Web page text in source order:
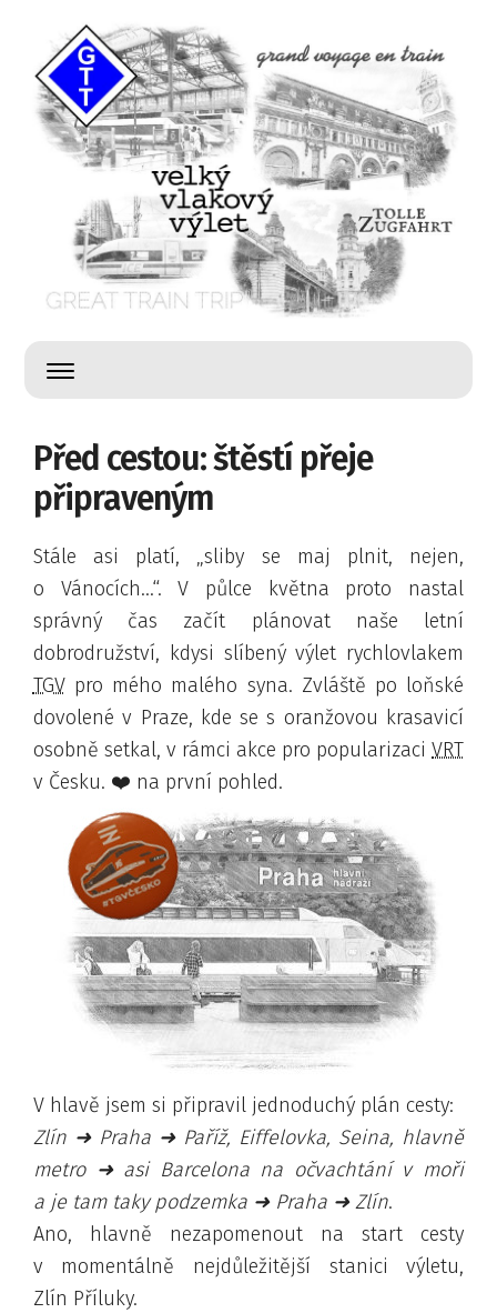
Před cestou: štěstí přeje
připraveným
Stále asi platí,
sliby se maj plnit, nejen,
o Vánocích... . V půlce května proto nastal
správný čas začít plánovat naše letní
dobrodružství, kdysi slíbený výlet rychlovlakem
TGVpro mého malého syna. Zvláště po loňské
dovolené v Praze, kde se s oranžovou krasavicí
osobně setkal, v rámci akce pro popularizaciVRT
v Česku. ❤️ na první pohled.
V hlavě jsem si připravil jednoduchý plán cesty:
Zlín ➜ Praha ➜ Paříž, Eiffelovka, Seina, hlavně
metro ➜ asi Barcelona na očvachtání v moři
a je tam taky podzemka ➜ Praha ➜ Zlín.
Ano, hlavně nezapomenout na start cesty
v momentálně nejdůležitější stanici výletu,
Zlín Příluky.